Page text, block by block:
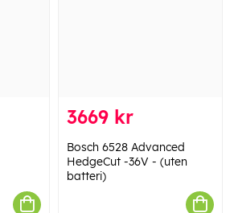
3669 kr
Bosch 6528 Advanced
HedgeCut -36V - (uten
batteri)